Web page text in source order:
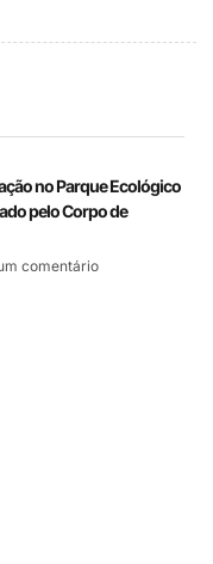
no Parque Ecológico
pelo Corpo de
comentário